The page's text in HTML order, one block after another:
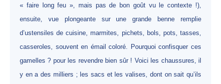
« faire long feu », mais pas de bon goût vu le contexte !),
ensuite, vue plongeante sur une grande benne remplie
d’ustensiles de cuisine, marmites, pichets, bols, pots, tasses,
casseroles, souvent en émail coloré. Pourquoi confisquer ces
gamelles ? pour les revendre bien sûr ! Voici les chaussures, il
y en a des milliers ; les sacs et les valises, dont on sait qu’ils